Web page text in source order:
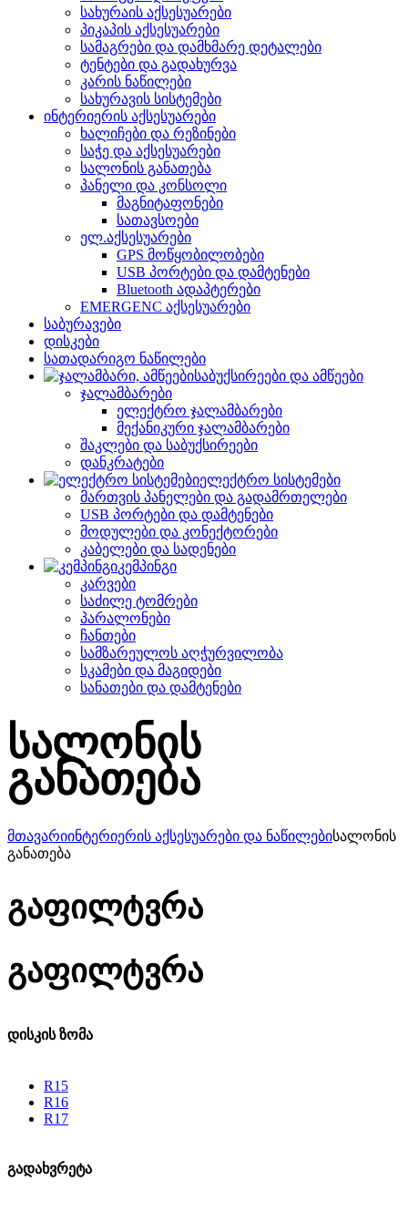
სახურაის აქსესუარები
პიკაპის აქსესუარები
სამაგრები და დამხმარე დეტალები
ტენტები და გადახურვა
კარის ნაწილები
სახურავის სისტემები
ინტერიერის აქსესუარები
ხალიჩები და რეზინები
საჭე და აქსესუარები
სალონის განათება
პანელი და კონსოლი
მაგნიტაფონები
სათავსოები
ელ.აქსესუარები
GPS მოწყობილობები
USB პორტები და დამტენები
Bluetooth ადაპტერები
EMERGENC აქსესუარები
საბურავები
დისკები
სათადარიგო ნაწილები
საბუქსირეები და ამწეები
ჯალამბარები
ელექტრო ჯალამბარები
მექანიკური ჯალამბარები
შაკლები და საბუქსირეები
დანკრატები
ელექტრო სისტემები
მართვის პანელები და გადამრთელები
USB პორტები და დამტენები
მოდულები და კონექტორები
კაბელები და სადენები
კემპინგი
კარვები
საძილე ტომრები
პარალონები
ჩანთები
სამზარეულოს აღჭურვილობა
სკამები და მაგიდები
სანათები და დამტენები
სალონის
განათება
მთავარიინტერიერის აქსესუარები და ნაწილებისალონის
განათება
გაფილტვრა
გაფილტვრა
დისკის ზომა
R15
R16
R17
გადახვრეტა